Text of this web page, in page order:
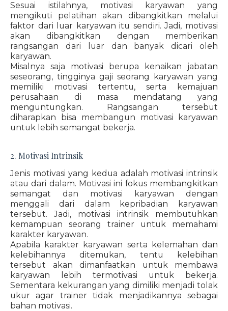
Sesuai istilahnya, motivasi karyawan yang
mengikuti pelatihan akan dibangkitkan melalui
faktor dari luar karyawan itu sendiri. Jadi, motivasi
akan dibangkitkan dengan memberikan
rangsangan dari luar dan banyak dicari oleh
karyawan.
Misalnya saja motivasi berupa kenaikan jabatan
seseorang, tingginya gaji seorang karyawan yang
memiliki motivasi tertentu, serta kemajuan
perusahaan di masa mendatang yang
menguntungkan. Rangsangan tersebut
diharapkan bisa membangun motivasi karyawan
untuk lebih semangat bekerja.
2. Motivasi Intrinsik
Jenis motivasi yang kedua adalah motivasi intrinsik
atau dari dalam. Motivasi ini fokus membangkitkan
semangat dan motivasi karyawan dengan
menggali dari dalam kepribadian karyawan
tersebut. Jadi, motivasi intrinsik membutuhkan
kemampuan seorang trainer untuk memahami
karakter karyawan.
Apabila karakter karyawan serta kelemahan dan
kelebihannya ditemukan, tentu kelebihan
tersebut akan dimanfaatkan untuk membawa
karyawan lebih termotivasi untuk bekerja.
Sementara kekurangan yang dimiliki menjadi tolak
ukur agar trainer tidak menjadikannya sebagai
bahan motivasi.